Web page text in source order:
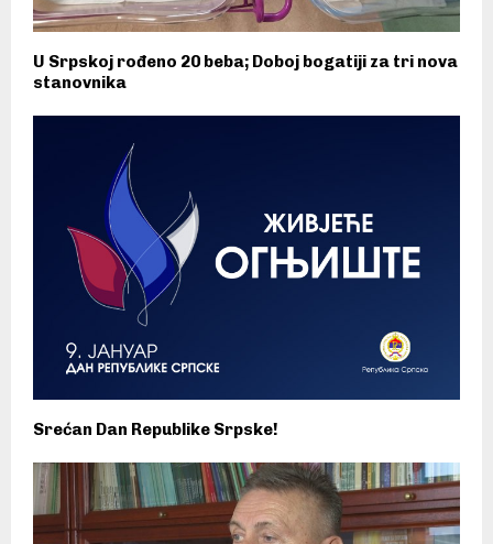
U Srpskoj rođeno 20 beba; Doboj bogatiji za tri nova
stanovnika
Srećan Dan Republike Srpske!